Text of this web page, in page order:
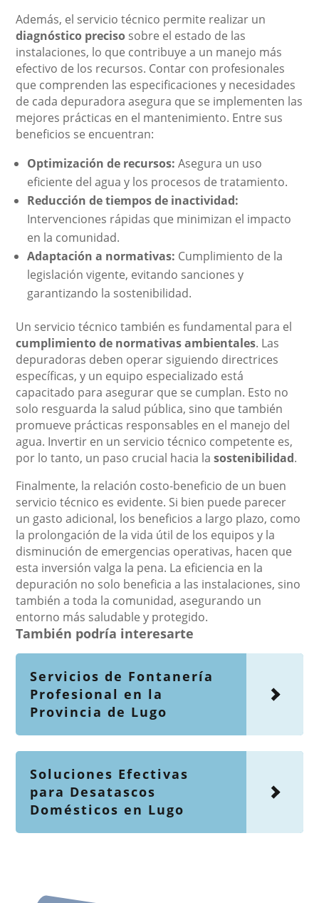
Además, el servicio técnico permite realizar un
diagnóstico preciso sobre el estado de las
instalaciones, lo que contribuye a un manejo más
efectivo de los recursos. Contar con profesionales
que comprenden las especificaciones y necesidades
de cada depuradora asegura que se implementen las
mejores prácticas en el mantenimiento. Entre sus
beneficios se encuentran:
Optimización de recursos: Asegura un uso
eficiente del agua y los procesos de tratamiento.
Reducción de tiempos de inactividad:
Intervenciones rápidas que minimizan el impacto
en la comunidad.
Adaptación a normativas: Cumplimiento de la
legislación vigente, evitando sanciones y
garantizando la sostenibilidad.
Un servicio técnico también es fundamental para el
cumplimiento de normativas ambientales. Las
depuradoras deben operar siguiendo directrices
específicas, y un equipo especializado está
capacitado para asegurar que se cumplan. Esto no
solo resguarda la salud pública, sino que también
promueve prácticas responsables en el manejo del
agua. Invertir en un servicio técnico competente es,
por lo tanto, un paso crucial hacia lasostenibilidad.
Finalmente, la relación costo-beneficio de un buen
servicio técnico es evidente. Si bien puede parecer
un gasto adicional, los beneficios a largo plazo, como
la prolongación de la vida útil de los equipos y la
disminución de emergencias operativas, hacen que
esta inversión valga la pena. La eficiencia en la
depuración no solo beneficia a las instalaciones, sino
también a toda la comunidad, asegurando un
entorno más saludable y protegido.
También podría interesarte
Servicios de Fontanería
Profesional en la
Provincia de Lugo
Soluciones Efectivas
para Desatascos
Domésticos en Lugo